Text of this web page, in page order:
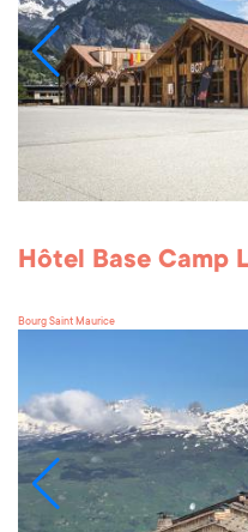
Hôtel Base Camp
Bourg Saint Maurice